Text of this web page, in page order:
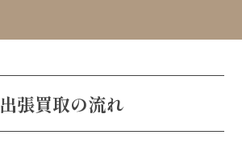
出張買取の流れ